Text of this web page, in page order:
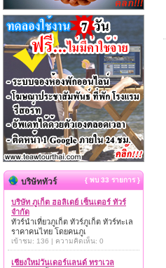
บริษัททัวร์ { พบ 33 รายการ }
บริษัท ภูเก็ต ฮอลิเดย์ เซ็นเตอร์ ทัวร์
จำกัด
ทัวร์นำเที่ยวภูเก็ต ทัวร์ภูเก็ต ทัวร์ทะเล
ราคาคนไทย โดยคนภูเ
เข้าชม: 136 | ความคิดเห็น: 0
เชียงใหม่วันเดอร์แลนด์ ทราเวล